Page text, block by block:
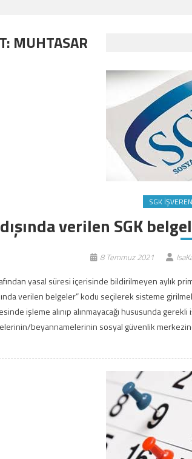
MUHTASAR
SGK
verilen SGK
8 Temmuz 2021
yasal süresi içerisinde bildirilmeyen aylık
verilen belgeler” kodu seçilerek sisteme
işleme alınıp alınmayacağı hususunda
beyannamelerinin sosyal güvenlik